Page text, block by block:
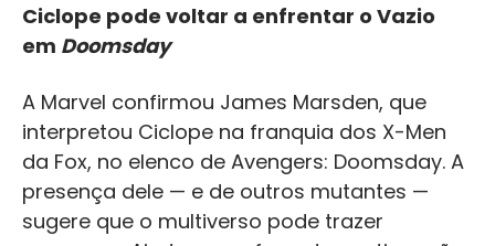
Ciclope pode voltar a enfrentar o Vazio
em Doomsday
A Marvel confirmou James Marsden, que
interpretou Ciclope na franquia dos X-Men
da Fox, no elenco de Avengers: Doomsday. A
presença dele — e de outros mutantes —
sugere que o multiverso pode trazer